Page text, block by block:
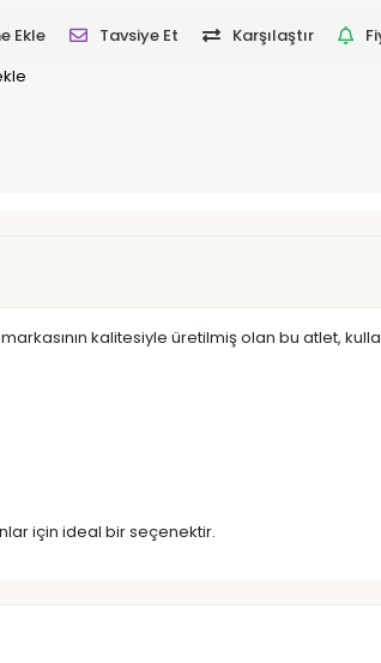
Ekle Tavsiye Et Karşılaştır
kalitesiyle üretilmiş olan bu atlet,
için ideal bir seçenektir.